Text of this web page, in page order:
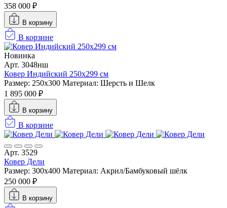
358 000 ₽
В корзину
В корзине
Новинка
Арт. 3048нш
Ковер Индийский 250x299 см
Размер: 250x300 Материал: Шерсть и Шелк
1 895 000 ₽
В корзину
В корзине
Арт. 3529
Ковер Дели
Размер: 300х400 Материал: Акрил/Бамбуковый шёлк
250 000 ₽
В корзину